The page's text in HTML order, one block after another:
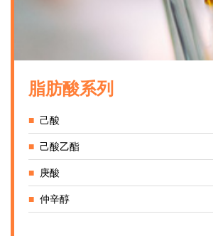
脂肪酸系列
■己酸
■己酸乙酯
■ 庚酸
■仲辛醇